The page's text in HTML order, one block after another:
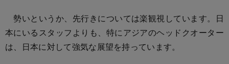
勢いというか、先行きについては楽観視しています。日
本にいるスタッフよりも、特にアジアのヘッドクオーター
は、日本に対して強気な展望を持っています。